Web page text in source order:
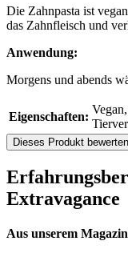
Die Zahnpasta ist
das Zahnfleisch und
Anwendung:
Morgens und abends
Eigenschaften:
Dieses Produkt bewerten
Extravagance
Aus unserem